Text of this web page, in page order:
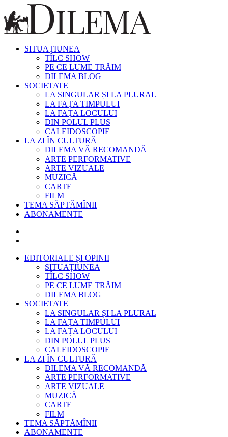
SITUAȚIUNEA
TÎLC SHOW
PE CE LUME TRĂIM
DILEMA BLOG
SOCIETATE
LA SINGULAR ȘI LA PLURAL
LA FAȚA TIMPULUI
LA FAȚA LOCULUI
DIN POLUL PLUS
CALEIDOSCOPIE
LA ZI ÎN CULTURĂ
DILEMA VĂ RECOMANDĂ
ARTE PERFORMATIVE
ARTE VIZUALE
MUZICĂ
CARTE
FILM
TEMA SĂPTĂMÎNII
ABONAMENTE
EDITORIALE ȘI OPINII
SITUAȚIUNEA
TÎLC SHOW
PE CE LUME TRĂIM
DILEMA BLOG
SOCIETATE
LA SINGULAR ȘI LA PLURAL
LA FAȚA TIMPULUI
LA FAȚA LOCULUI
DIN POLUL PLUS
CALEIDOSCOPIE
LA ZI ÎN CULTURĂ
DILEMA VĂ RECOMANDĂ
ARTE PERFORMATIVE
ARTE VIZUALE
MUZICĂ
CARTE
FILM
TEMA SĂPTĂMÎNII
ABONAMENTE